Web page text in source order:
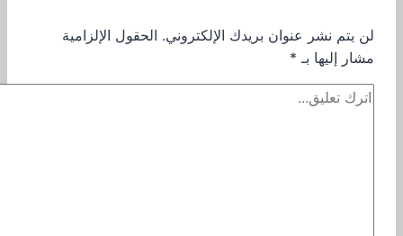
لن يتم نشر عنوان بريدك الإلكتروني. الحقول الإلزامية
مشار إليها بـ *